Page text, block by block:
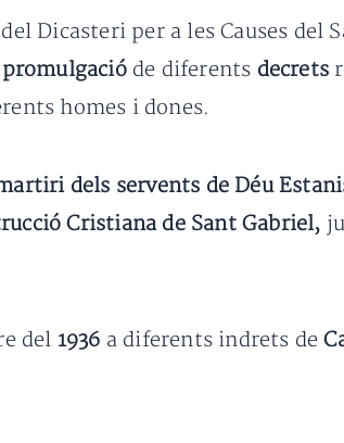
Dicasteri per a les Causes del
promulgacióde diferents decrets
homes i dones.
dels servents de Déu
Cristiana de Sant Gabriel,
del 1936 a diferents indrets de